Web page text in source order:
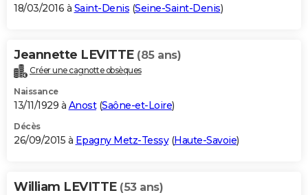
18/03/2016 à Saint-Denis (Seine-Saint-Denis)
Jeannette LEVITTE (85 ans)
Créer une cagnotte obsèques
Naissance
13/11/1929 à Anost(Saône-et-Loire)
Décès
26/09/2015 à Epagny Metz-Tessy(Haute-Savoie)
William LEVITTE (53 ans)